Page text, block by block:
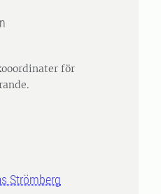
för
Strömberg